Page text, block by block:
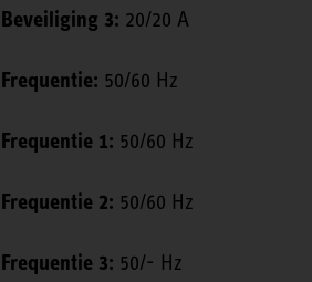
Beveiliging 3: 20/20 A
Frequentie: 50/60 Hz
Frequentie 1: 50/60 Hz
Frequentie 2: 50/60 Hz
Frequentie 3: 50/- Hz